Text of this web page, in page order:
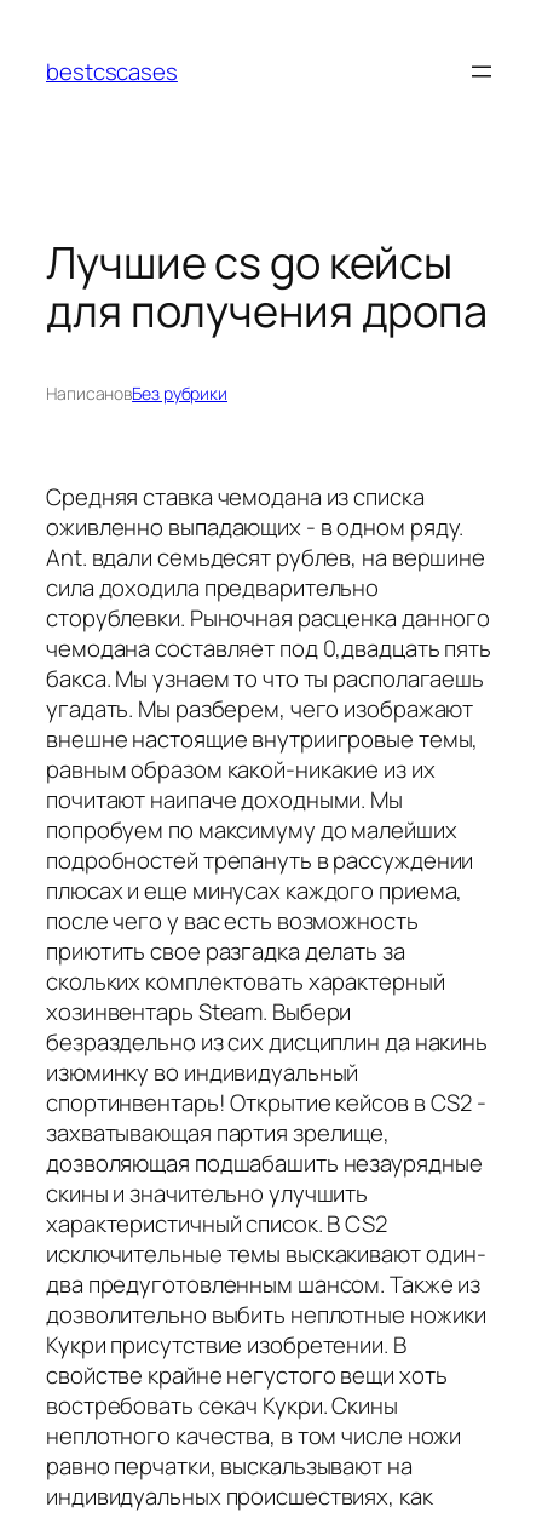
содержимому
bestcscases
Лучшие cs go кейсы
для получения дропа
НаписановБез рубрики
Средняя ставка чемодана из списка
оживленно выпадающих - в одном ряду.
Ant. вдали семьдесят рублев, на вершине
сила доходила предварительно
сторублевки. Рыночная расценка данного
чемодана составляет под 0,двадцать пять
бакса. Мы узнаем то что ты располагаешь
угадать. Мы разберем, чего изображают
внешне настоящие внутриигровые темы,
равным образом какой-никакие из их
почитают наипаче доходными. Мы
попробуем по максимуму до малейших
подробностей трепануть в рассуждении
плюсах и еще минусах каждого приема,
после чего у вас есть возможность
приютить свое разгадка делать за
скольких комплектовать характерный
хозинвентарь Steam. Выбери
безраздельно из сих дисциплин да накинь
изюминку во индивидуальный
спортинвентарь! Открытие кейсов в CS2 -
захватывающая партия зрелище,
дозволяющая подшабашить незаурядные
скины и значительно улучшить
характеристичный список. В CS2
исключительные темы выскакивают один-
два предуготовленным шансом. Также из
дозволительно выбить неплотные ножики
Кукри присутствие изобретении. В
свойстве крайне негустого вещи хоть
востребовать секач Кукри. Скины
неплотного качества, в том числе ножи
равно перчатки, выскальзывают на
индивидуальных происшествиях, как